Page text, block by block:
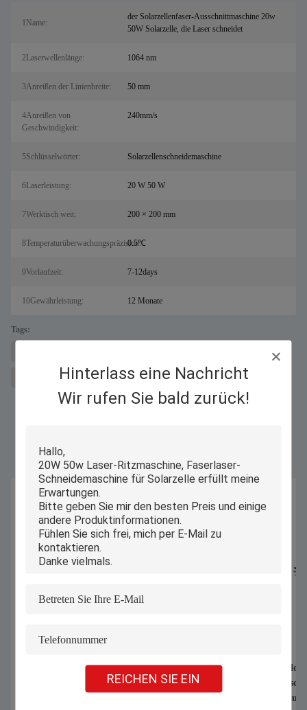
Hinterlass eine Nachricht
Wir rufen Sie bald zurück!
REICHEN SIE EIN
1Name:
der Solarzellenfaser-Ausschnittmaschine 20w
50W Solarzelle, die Laser schneidet
2Laserwellenlänge: 1064 nm
3Anreißen der Linienbreite: 50 mm
4Anreißen von
Geschwindigkeit:
240mm/s
5Schlüsselwörter: Solarzellenschneidemaschine
6Laserleistung: 20 W 50 W
7Werktisch weit: 200 × 200 mm
8Temperaturüberwachungspräzision:
0.5℃
9Vorlaufzeit: 7-12days
10Gewährleistung: 12 Monate
Tags:
Laserritzmaschine
Professionelle Faserlaser-Ritzmaschine
mit schlüsselfertigem Solar-Laser-
Vollständig
Ritzmaschine,